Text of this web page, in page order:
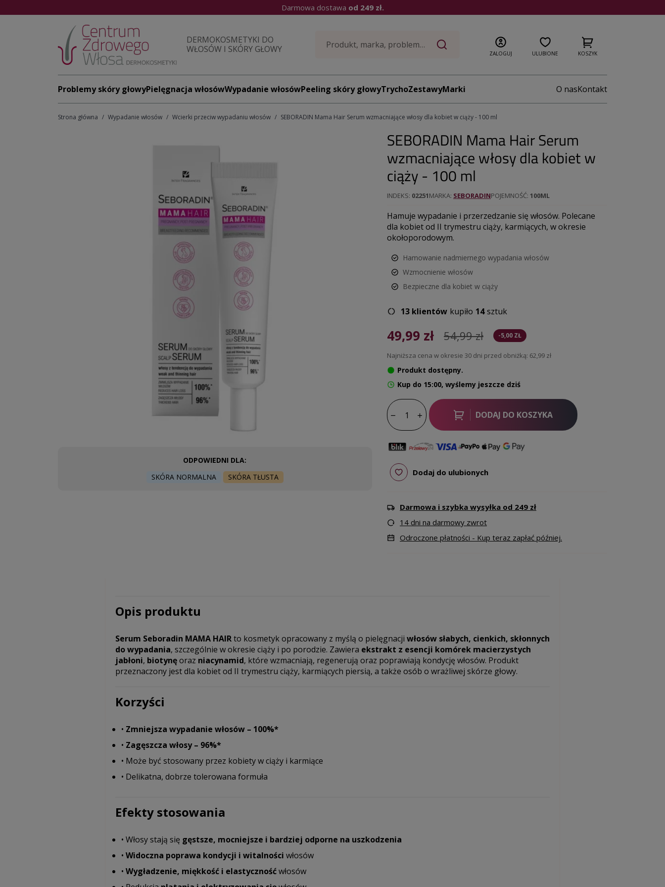
Darmowa dostawa od 249 zł.
DERMOKOSMETYKI DO
WŁOSÓW I SKÓRY GŁOWY
ZALOGUJ ULUBIONE KOSZYK
Problemy skóry głowyPielęgnacja włosówWypadanie włosówPeeling skóry głowyTrychoZestawyMarki O nasKontakt
Strona główna Wypadanie włosów Wcierki przeciw wypadaniu włosów SEBORADIN Mama Hair Serum wzmacniające włosy dla kobiet w ciąży - 100 ml
ODPOWIEDNI DLA:
SKÓRA NORMALNA
SKÓRA TŁUSTA
SEBORADIN Mama Hair Serum
wzmacniające włosy dla kobiet w
ciąży - 100 ml
INDEKS 02251MARKA SEBORADINPOJEMNOŚĆ 100ML
Hamuje wypadanie i przerzedzanie się włosów. Polecane
dla kobiet od II trymestru ciąży, karmiących, w okresie
okołoporodowym.
Hamowanie nadmiernego wypadania włosów
Wzmocnienie włosów
Bezpieczne dla kobiet w ciąży
13 klientów kupiło 14 sztuk
49,99 zł 54,99 zł -5,00 ZŁ
Najniższa cena w okresie 30 dni przed obniżką: 62,99 zł
Produkt dostępny.
Kup do 15:00, wyślemy jeszcze dziś
DODAJ DO KOSZYKA
Dodaj do ulubionych
Darmowa i szybka wysyłka od 249 zł
14 dni na darmowy zwrot
Odroczone płatności - Kup teraz zapłać później.
Opis produktu
Serum Seboradin MAMA HAIRto kosmetyk opracowany z myślą o pielęgnacji włosów słabych, cienkich, skłonnych
do wypadania, szczególnie w okresie ciąży i po porodzie. Zawiera ekstrakt z esencji komórek macierzystych
jabłoni, biotynęoraz niacynamid, które wzmacniają, regenerują oraz poprawiają kondycję włosów. Produkt
przeznaczony jest dla kobiet od II trymestru ciąży, karmiących piersią, a także osób o wrażliwej skórze głowy.
Korzyści
• Zmniejsza wypadanie włosów – 100%*
• Zagęszcza włosy – 96%*
• Może być stosowany przez kobiety w ciąży i karmiące
• Delikatna, dobrze tolerowana formuła
Efekty stosowania
• Włosy stają się gęstsze, mocniejsze i bardziej odporne na uszkodzenia
• Widoczna poprawa kondycji i witalności włosów
• Wygładzenie, miękkość i elastycznośćwłosów